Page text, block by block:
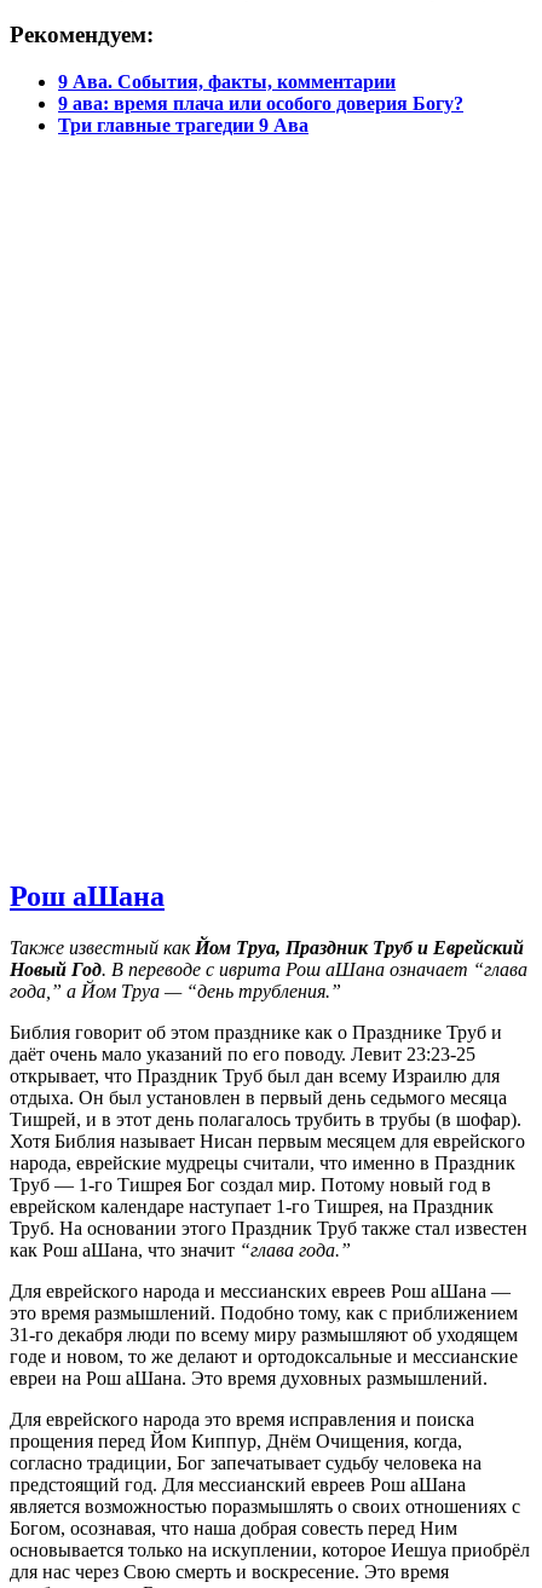
Рекомендуем:
9 Ава. События, факты, комментарии
9 ава: время плача или особого доверия Богу?
Три главные трагедии 9 Ава
Рош аШана
Также известный как Йом Труа, Праздник Труб и Еврейский
Новый Год. В переводе с иврита Рош аШана означает “глава
года,” а Йом Труа — “день трубления.”
Библия говорит об этом празднике как о Празднике Труб и
даёт очень мало указаний по его поводу. Левит 23:23-25
открывает, что Праздник Труб был дан всему Израилю для
отдыха. Он был установлен в первый день седьмого месяца
Тишрей, и в этот день полагалось трубить в трубы (в шофар).
Хотя Библия называет Нисан первым месяцем для еврейского
народа, еврейские мудрецы считали, что именно в Праздник
Труб — 1-го Тишрея Бог создал мир. Потому новый год в
еврейском календаре наступает 1-го Тишрея, на Праздник
Труб. На основании этого Праздник Труб также стал известен
как Рош аШана, что значит “глава года.”
Для еврейского народа и мессианских евреев Рош аШана —
это время размышлений. Подобно тому, как с приближением
31-го декабря люди по всему миру размышляют об уходящем
годе и новом, то же делают и ортодоксальные и мессианские
евреи на Рош аШана. Это время духовных размышлений.
Для еврейского народа это время исправления и поиска
прощения перед Йом Киппур, Днём Очищения, когда,
согласно традиции, Бог запечатывает судьбу человека на
предстоящий год. Для мессианский евреев Рош аШана
является возможностью поразмышлять о своих отношениях с
Богом, осознавая, что наша добрая совесть перед Ним
основывается только на искуплении, которое Иешуа приобрёл
для нас через Свою смерть и воскресение. Это время